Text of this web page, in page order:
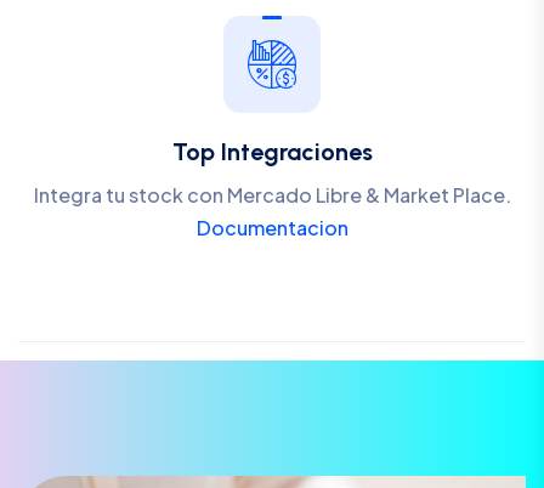
Top Integraciones
Integra tu stock con Mercado Libre & Market Place.
Documentacion